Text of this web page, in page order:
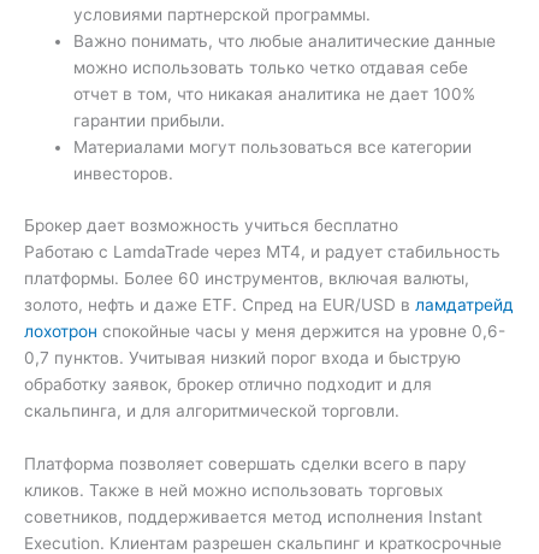
условиями партнерской программы.
Важно понимать, что любые аналитические данные
можно использовать только четко отдавая себе
отчет в том, что никакая аналитика не дает 100%
гарантии прибыли.
Материалами могут пользоваться все категории
инвесторов.
Брокер дает возможность учиться бесплатно
Работаю с LamdaTrade через МТ4, и радует стабильность
платформы. Более 60 инструментов, включая валюты,
золото, нефть и даже ETF. Спред на EUR/USD в ламдатрейд
лохотрон спокойные часы у меня держится на уровне 0,6-
0,7 пунктов. Учитывая низкий порог входа и быструю
обработку заявок, брокер отлично подходит и для
скальпинга, и для алгоритмической торговли.
Платформа позволяет совершать сделки всего в пару
кликов. Также в ней можно использовать торговых
советников, поддерживается метод исполнения Instant
Execution. Клиентам разрешен скальпинг и краткосрочные